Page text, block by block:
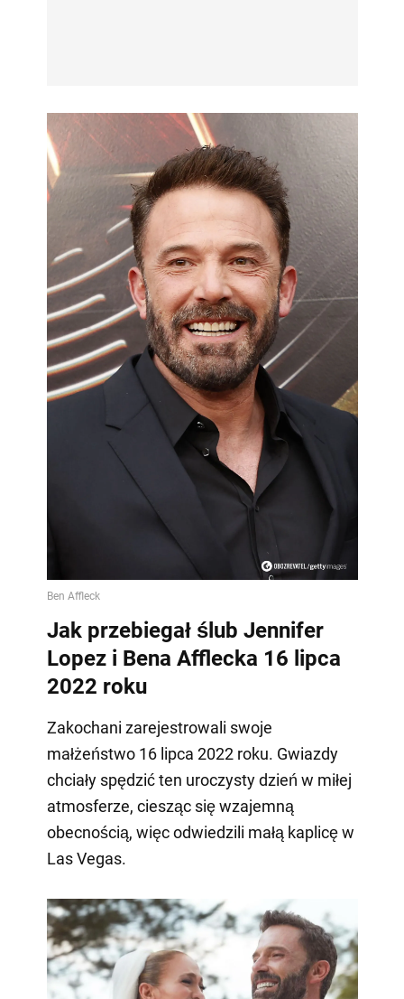
Jak przebiegał ślub Jennifer
Lopez i Bena Afflecka 16 lipca
2022 roku
Zakochani zarejestrowali swoje
małżeństwo 16 lipca 2022 roku. Gwiazdy
chciały spędzić ten uroczysty dzień w miłej
atmosferze, ciesząc się wzajemną
obecnością, więc odwiedzili małą kaplicę w
Las Vegas.